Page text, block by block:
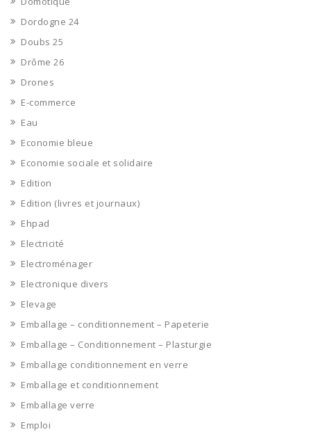
Dordogne 24
Doubs 25
Drôme 26
Drones
E-commerce
Eau
Economie bleue
Economie sociale et solidaire
Edition
Edition (livres et journaux)
Ehpad
Electricité
Electroménager
Electronique divers
Elevage
Emballage – conditionnement – Papeterie
Emballage – Conditionnement – Plasturgie
Emballage conditionnement en verre
Emballage et conditionnement
Emballage verre
Emploi